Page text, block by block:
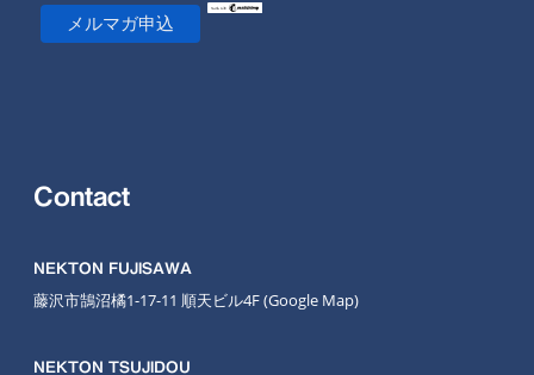
Contact
NEKTON FUJISAWA
藤沢市鵠沼橘1-17-11 順天ビル4F(Google Map)
NEKTON TSUJIDOU